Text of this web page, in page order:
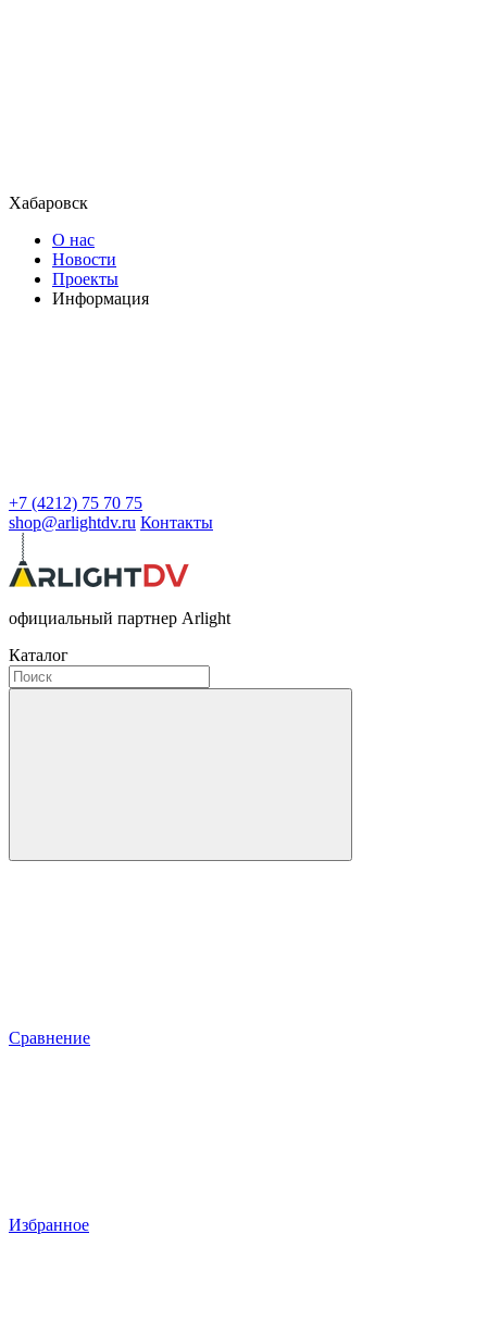
Хабаровск
О нас
Новости
Проекты
Информация
+7 (4212) 75 70 75
shop@arlightdv.ru Контакты
официальный партнер Arlight
Каталог
Сравнение
Избранное